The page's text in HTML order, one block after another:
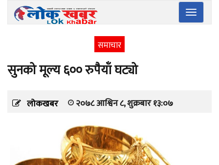
Toggle
समाचार
सुनको मूल्य ६०० रुपैयाँ घट्यो
लोकखबर २०७८ आश्विन ८, शुक्रबार १३:०७